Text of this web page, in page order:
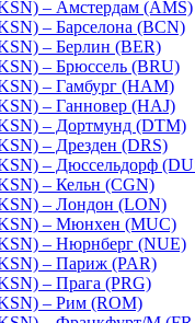
– Амстердам (AMS)
– Барселона (BCN)
– Берлин (BER)
– Брюссель (BRU)
– Гамбург (HAM)
– Ганновер (HAJ)
– Дортмунд (DTM)
– Дрезден (DRS)
– Дюссельдорф
– Кельн (CGN)
– Лондон (LON)
– Мюнхен (MUC)
– Нюрнберг (NUE)
– Париж (PAR)
– Прага (PRG)
– Рим (ROM)